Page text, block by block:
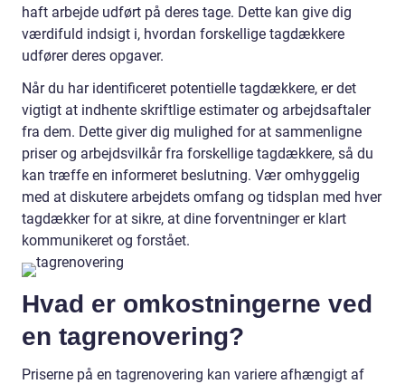
haft arbejde udført på deres tage. Dette kan give dig
værdifuld indsigt i, hvordan forskellige tagdækkere
udfører deres opgaver.
Når du har identificeret potentielle tagdækkere, er det
vigtigt at indhente skriftlige estimater og arbejdsaftaler
fra dem. Dette giver dig mulighed for at sammenligne
priser og arbejdsvilkår fra forskellige tagdækkere, så du
kan træffe en informeret beslutning. Vær omhyggelig
med at diskutere arbejdets omfang og tidsplan med hver
tagdækker for at sikre, at dine forventninger er klart
kommunikeret og forstået.
Hvad er omkostningerne ved
en tagrenovering?
Priserne på en tagrenovering kan variere afhængigt af